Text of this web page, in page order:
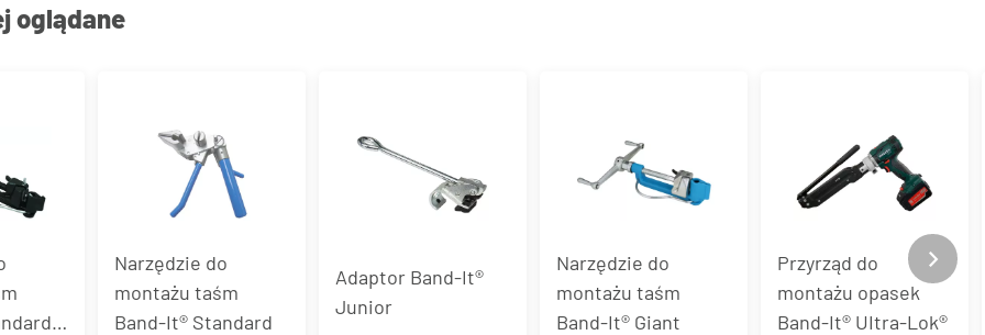
oglądane
i
Narzędzie do
montażu taśm
Band-It® Standard
Adaptor Band-It®
Junior
Narzędzie do
montażu taśm
Band-It® Giant
Przyrząd do
montażu opasek
Band-It® UItra-Lok®